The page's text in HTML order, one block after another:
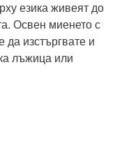
езика живеят до
Освен миенето с
да изстъргвате и
лъжица или